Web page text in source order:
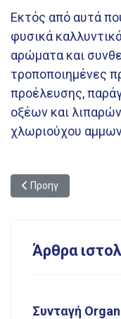
Εκτός από αυτά
φυσικά
αρώματα και
τροποποιημένες
προέλευσης,
οξέων και
χλωριούχου
Προηγούμενο άρθρο:
Προηγ
Άρθρα
Συνταγή